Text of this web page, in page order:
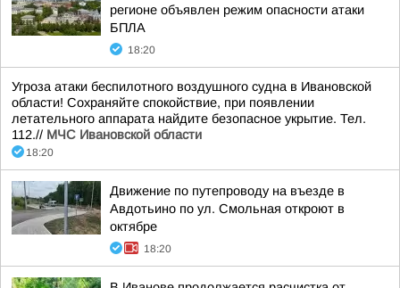
регионе объявлен режим опасности атаки
БПЛА
18:20
Угроза атаки беспилотного воздушного судна в Ивановской
области! Сохраняйте спокойствие, при появлении
летательного аппарата найдите безопасное укрытие. Тел.
112.// МЧС Ивановской области
18:20
Движение по путепроводу на въезде в
Авдотьино по ул. Смольная откроют в
октябре
18:20